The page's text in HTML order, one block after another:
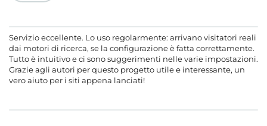
Servizio eccellente. Lo uso regolarmente: arrivano visitatori reali
dai motori di ricerca, se la configurazione è fatta correttamente.
Tutto è intuitivo e ci sono suggerimenti nelle varie impostazioni.
Grazie agli autori per questo progetto utile e interessante, un
vero aiuto per i siti appena lanciati!